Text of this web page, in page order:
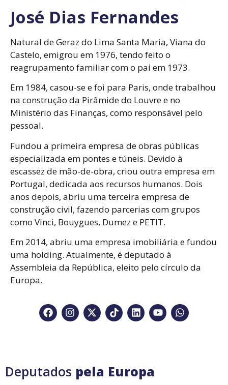
José Dias Fernandes
Natural de Geraz do Lima Santa Maria, Viana do
Castelo, emigrou em 1976, tendo feito o
reagrupamento familiar com o pai em 1973.
Em 1984, casou-se e foi para Paris, onde trabalhou
na construção da Pirâmide do Louvre e no
Ministério das Finanças, como responsável pelo
pessoal.
Fundou a primeira empresa de obras públicas
especializada em pontes e túneis. Devido à
escassez de mão-de-obra, criou outra empresa em
Portugal, dedicada aos recursos humanos. Dois
anos depois, abriu uma terceira empresa de
construção civil, fazendo parcerias com grupos
como Vinci, Bouygues, Dumez e PETIT.
Em 2014, abriu uma empresa imobiliária e fundou
uma holding. Atualmente, é deputado à
Assembleia da República, eleito pelo círculo da
Europa.
Deputados pela Europa